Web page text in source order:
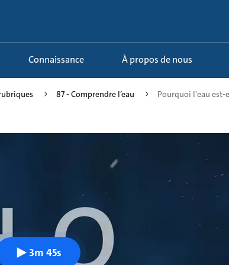
Connaissance À propos de nous
87 - Comprendre l’eau Pourquoi l'eau est-
3m 45s